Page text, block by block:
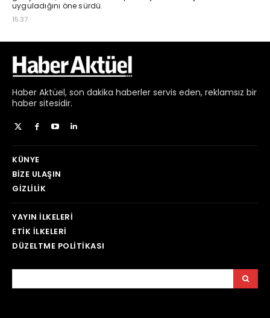
Haber Aktüel, son dakika haberler servis eden, reklamsız bir
haber sitesidir.
KÜNYE
BIZE ULAŞIN
GIZLILIK
YAYIN İLKELERI
ETIK İLKELERI
DÜZELTME POLITIKASI